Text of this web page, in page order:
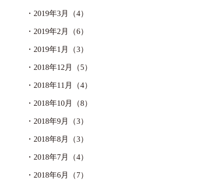
・ 2019年3月（4）
・ 2019年2月（6）
・ 2019年1月（3）
・ 2018年12月（5）
・ 2018年11月（4）
・ 2018年10月（8）
・ 2018年9月（3）
・ 2018年8月（3）
・ 2018年7月（4）
・ 2018年6月（7）